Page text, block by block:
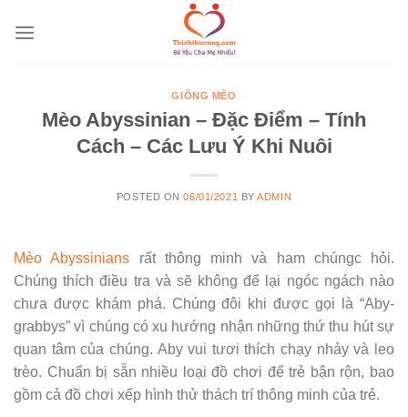
GIỐNG MÈO
Mèo Abyssinian – Đặc Điểm – Tính
Cách – Các Lưu Ý Khi Nuôi
POSTED ON06/01/2021 BYADMIN
Mèo Abyssinians rất thông minh và ham chúngc hỏi.
Chúng thích điều tra và sẽ không để lại ngóc ngách nào
chưa được khám phá. Chúng đôi khi được gọi là “Aby-
grabbys” vì chúng có xu hướng nhận những thứ thu hút sự
quan tâm của chúng. Aby vui tươi thích chạy nhảy và leo
trèo. Chuẩn bị sẵn nhiều loại đồ chơi để trẻ bận rộn, bao
gồm cả đồ chơi xếp hình thử thách trí thông minh của trẻ.